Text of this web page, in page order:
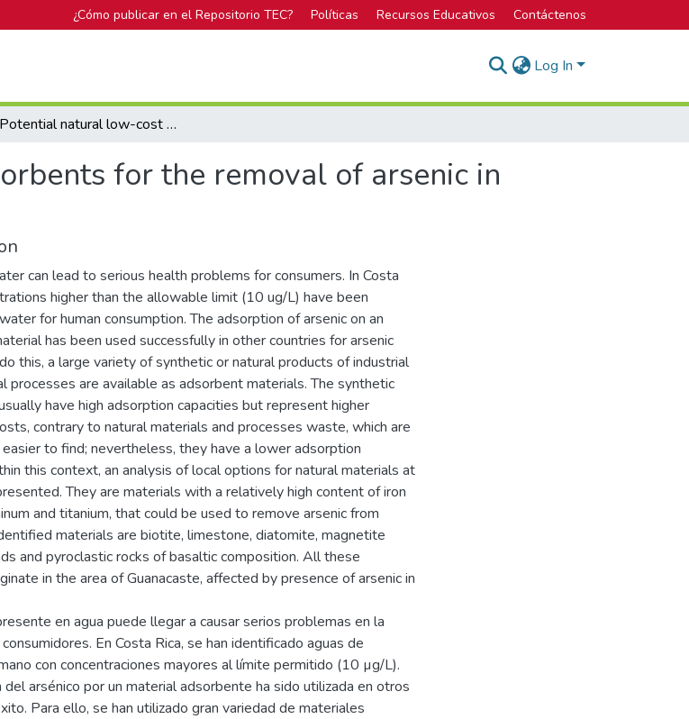
¿Cómo publicar en el Repositorio TEC? Políticas Recursos Educativos Contáctenos
Log In
Potential natural low-cost adsorbents for the removal of arsenic in drinking water in Costa Rica
for the removal of arsenic in
can lead to serious health problems for consumers. In Costa
higher than the allowable limit (10 ug/L) have been
for human consumption. The adsorption of arsenic on an
has been used successfully in other countries for arsenic
this, a large variety of synthetic or natural products of industrial
processes are available as adsorbent materials. The synthetic
have high adsorption capacities but represent higher
contrary to natural materials and processes waste, which are
easier to find; nevertheless, they have a lower adsorption
this context, an analysis of local options for natural materials at
They are materials with a relatively high content of iron
and titanium, that could be used to remove arsenic from
materials are biotite, limestone, diatomite, magnetite
and pyroclastic rocks of basaltic composition. All these
in the area of Guanacaste, affected by presence of arsenic in
en agua puede llegar a causar serios problemas en la
En Costa Rica, se han identificado aguas de
con concentraciones mayores al límite permitido (10 µg/L).
del arsénico por un material adsorbente ha sido utilizada en otros
Para ello, se han utilizado gran variedad de materiales